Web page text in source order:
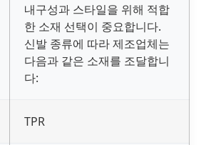
내구성과 스타일을 위해 적합
한 소재 선택이 중요합니다.
신발 종류에 따라 제조업체는
다음과 같은 소재를 조달합니
다:
TPR